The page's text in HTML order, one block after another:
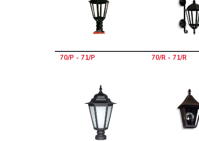
70/P - 71/P 70/R - 71/R